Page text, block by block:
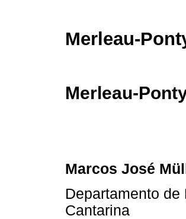
Merleau-
Merleau-
Marcos José
Departamento
Cantarina